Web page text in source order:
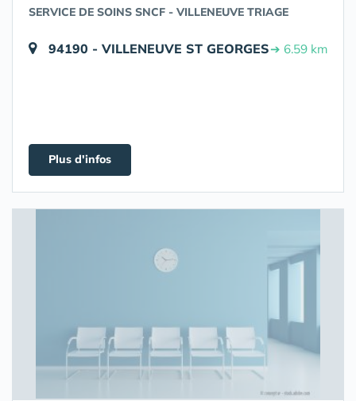
SERVICE DE SOINS SNCF - VILLENEUVE TRIAGE
94190 - VILLENEUVE ST GEORGES➔ 6.59 km
Plus d'infos